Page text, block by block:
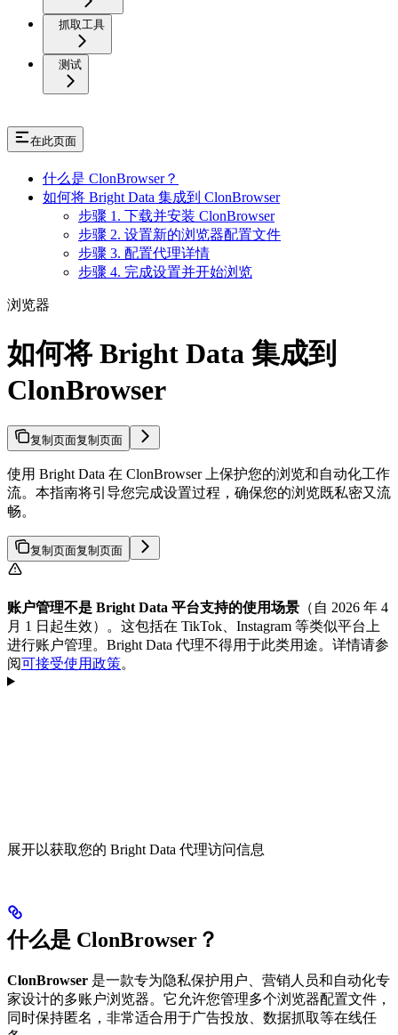
抓取工具
测试
在此页面
什么是 ClonBrowser？
如何将 Bright Data 集成到 ClonBrowser
步骤 1. 下载并安装 ClonBrowser
步骤 2. 设置新的浏览器配置文件
步骤 3. 配置代理详情
步骤 4. 完成设置并开始浏览
浏览器
如何将 Bright Data 集成到
ClonBrowser
复制页面复制页面
使用 Bright Data 在 ClonBrowser 上保护您的浏览和自动化工作
流。本指南将引导您完成设置过程，确保您的浏览既私密又流
畅。
复制页面复制页面
账户管理不是 Bright Data 平台支持的使用场景 （自 2026 年 4
月 1 日起生效）。这包括在 TikTok、Instagram 等类似平台上
进行账户管理。Bright Data 代理不得用于此类用途。详情请参
阅可接受使用政策。
展开以获取您的 Bright Data 代理访问信息
什么是 ClonBrowser？
ClonBrowser 是一款专为隐私保护用户、营销人员和自动化专
家设计的多账户浏览器。它允许您管理多个浏览器配置文件，
同时保持匿名，非常适合用于广告投放、数据抓取等在线任